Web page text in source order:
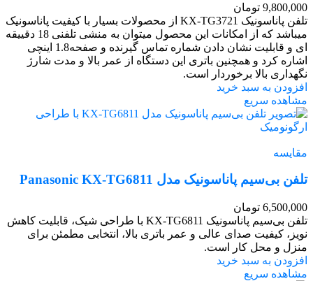
9,800,000 تومان
تلفن پاناسونیک KX-TG3721 از محصولات بسیار با کیفیت پاناسونیک
میباشد که از امکانات این محصول میتوان به منشی تلفنی 18 دقییقه
ای و قابلیت نشان دادن شماره تماس گیرنده و صفحه1.8 اینچی
اشاره کرد و همچنین باتری این دستگاه از عمر بالا و مدت شارژ
نگهداری بالا برخوردار است.
افزودن به سبد خرید
مشاهده سریع
مقایسه
تلفن بی‌سیم پاناسونیک مدل Panasonic KX-TG6811
6,500,000 تومان
تلفن بی‌سیم پاناسونیک KX-TG6811 با طراحی شیک، قابلیت کاهش
نویز، کیفیت صدای عالی و عمر باتری بالا، انتخابی مطمئن برای
منزل و محل کار است.
افزودن به سبد خرید
مشاهده سریع